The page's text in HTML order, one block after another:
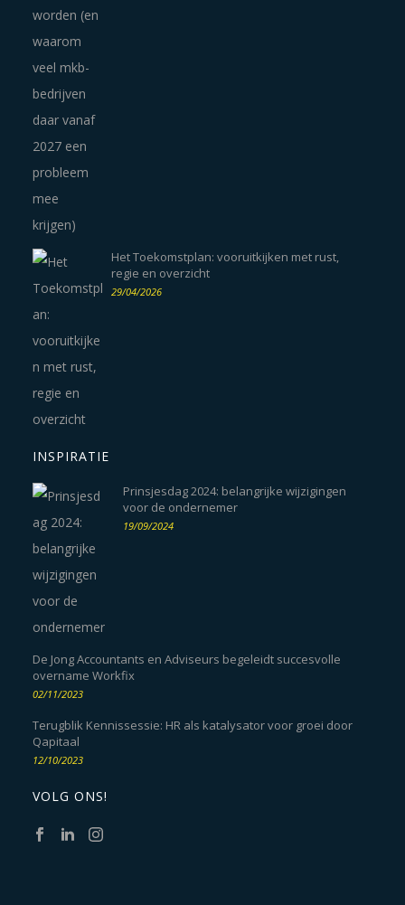
Het Toekomstplan: vooruitkijken met rust,
regie en overzicht
29/04/2026
INSPIRATIE
Prinsjesdag 2024: belangrijke wijzigingen
voor de ondernemer
19/09/2024
De Jong Accountants en Adviseurs begeleidt succesvolle
overname Workfix
02/11/2023
Terugblik Kennissessie: HR als katalysator voor groei door
Qapitaal
12/10/2023
VOLG ONS!